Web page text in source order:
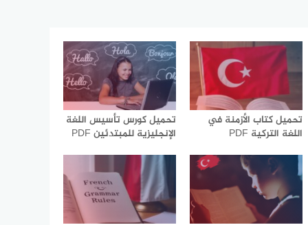
تحميل كتاب الأزمنة في
اللغة التركية PDF
تحميل كورس تأسيس اللغة
الإنجليزية للمبتدئين PDF